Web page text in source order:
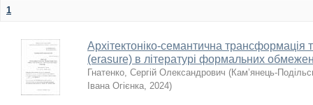
1
Архітектоніко-семантична трансформація
(erasure) в літературі формальних
Гнатенко, Сергій Олександрович (Кам’янець-
Івана Огієнка, 2024)